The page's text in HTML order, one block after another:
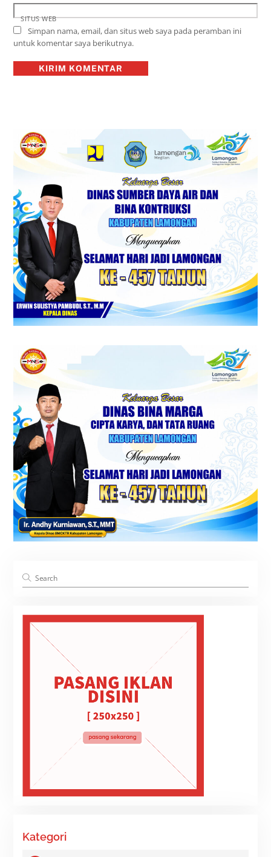
SITUS WEB
Simpan nama, email, dan situs web saya pada peramban ini
untuk komentar saya berikutnya.
Kategori